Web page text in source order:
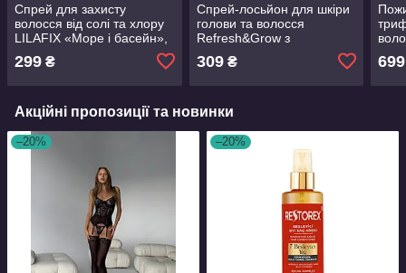
Спрей для захисту
волосся від солі та хлору
LILAFIX «Море і басейн»,
299 ₴
Спрей-лосьйон для шкіри
голови та волосся
Refresh&Grow з
розмарином LIVESTA, 150
мл
309₴ 699
Акційні пропозиції та новинки
–20% –20%